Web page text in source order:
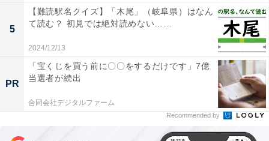
5
【難読駅名クイズ】「木尾」（岐阜県）はなん
て読む？ 初見では絶対読めない……
2024/12/13
PR
「宝くじを買う前に〇〇をするだけです」7億
当選者が続出
合同会社デジタルファーム
Recommended by